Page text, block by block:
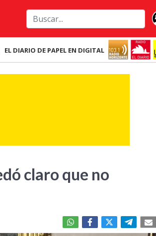
EL DIARIO DE PAPEL EN DIGITAL
claro que no